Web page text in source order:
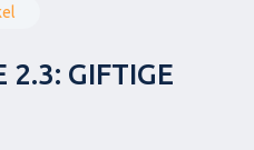
2.3: GIFTIGE